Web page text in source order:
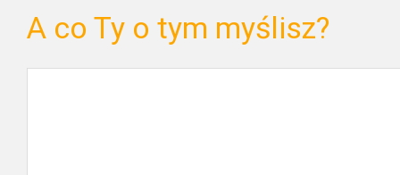
A co Ty o tym myślisz?